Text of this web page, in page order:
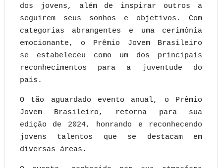
dos jovens, além de inspirar outros a
seguirem seus sonhos e objetivos. Com
categorias abrangentes e uma cerimônia
emocionante, o Prêmio Jovem Brasileiro
se estabeleceu como um dos principais
reconhecimentos para a juventude do
país.
O tão aguardado evento anual, o Prêmio
Jovem Brasileiro, retorna para sua
edição de 2024, honrando e reconhecendo
jovens talentos que se destacam em
diversas áreas.